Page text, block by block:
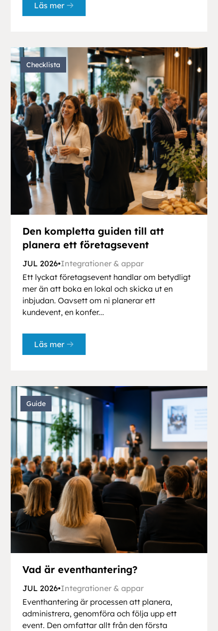
Läs mer
Checklista
Den kompletta guiden till att
planera ett företagsevent
JUL 2026•Integrationer & appar
Ett lyckat företagsevent handlar om betydligt
mer än att boka en lokal och skicka ut en
inbjudan. Oavsett om ni planerar ett
kundevent, en konfer...
Läs mer
Guide
Vad är eventhantering?
JUL 2026•Integrationer & appar
Eventhantering är processen att planera,
administrera, genomföra och följa upp ett
event. Den omfattar allt från den första